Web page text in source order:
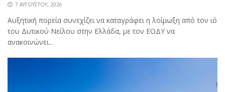
7 ΑΥΓΟΎΣΤΟΥ, 2026
Αυξητική πορεία συνεχίζει να καταγράφει η λοίμωξη από τον ιό
του Δυτικού Νείλου στην Ελλάδα, με τον ΕΟΔΥ να
ανακοινώνει...